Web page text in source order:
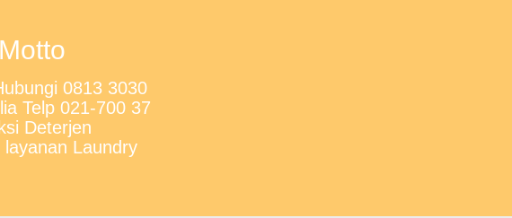
0813 3030
Telp 021-700 37
Deterjen
layanan Laundry